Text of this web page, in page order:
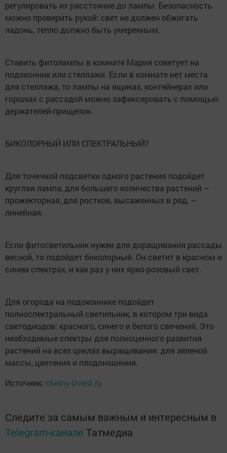
регулировать их расстояние до лампы. Безопасность
можно проверить рукой: свет не должен обжигать
ладонь, тепло должно быть умеренным.
Ставить фитолампы в комнате Мария советует на
подоконник или стеллажи. Если в комнате нет места
для стеллажа, то лампы на ящиках, контейнерах или
горшках с рассадой можно зафиксировать с помощью
держателей-прищепок.
БИКОЛОРНЫЙ ИЛИ СПЕКТРАЛЬНЫЙ?
Для точечной подсветки одного растения подойдет
круглая лампа, для большего количества растений –
прожекторная, для ростков, высаженных в ряд, –
линейная.
Если фитосветильник нужен для доращивания рассады
весной, то подойдет биколорный. Он светит в красном и
синем спектрах, и как раз у них ярко-розовый свет.
Для огорода на подоконнике подойдет
полноспектральный светильник, в котором три вида
светодиодов: красного, синего и белого свечений. Это
необходимые спектры для полноценного развития
растений на всех циклах выращивания: для зеленой
массы, цветения и плодоношения.
Источник: chelny-izvest.ru
Следите за самым важным и интересным в
Telegram-канале Татмедиа